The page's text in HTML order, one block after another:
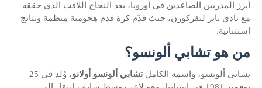
أبرز المدربين الصاعدين في أوروبا، بعد النجاح اللافت الذي حققه
مع نادي باير ليفركوزن، حيث قدّم كرة قدم هجومية منظمة ونتائج
استثنائية.
من هو تشابي ألونسو؟
تشابي ألونسو، واسمه الكاملتشابي ألونسو أولانو
، وُلد في 25